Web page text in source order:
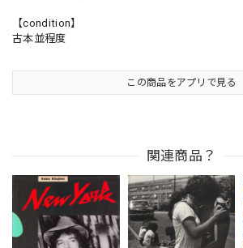
【condition】
古本並程度
この商品をアプリで見る
関連商品？